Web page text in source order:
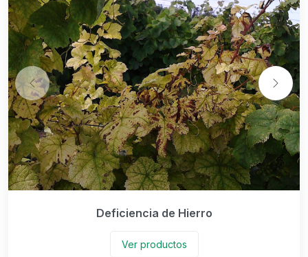
Deficiencia de Hierro
Ver productos